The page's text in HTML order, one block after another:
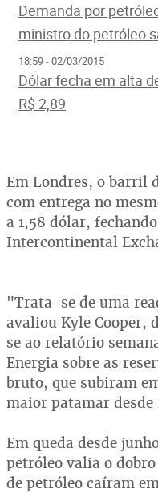
Demanda por
ministro do petróleo
18:59 - 02/03/2015
Dólar fecha em alta
R$ 2,89
Em Londres, o barril
com entrega no
a 1,58 dólar,
Intercontinental
"Trata-se de uma
avaliou Kyle Cooper,
se ao relatório
Energia sobre as
bruto, que subiram
maior patamar desde
Em queda desde
petróleo valia o
de petróleo caíram